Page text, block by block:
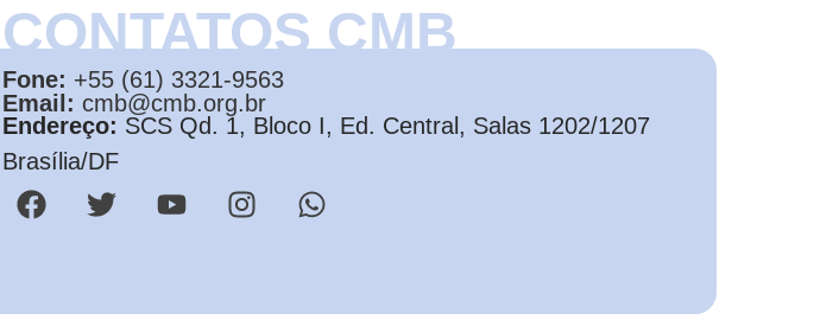
CONTATOS CMB
Fone: +55 (61) 3321-9563
Email: cmb@cmb.org.br
Endereço: SCS Qd. 1, Bloco I, Ed. Central, Salas 1202/1207
Brasília/DF